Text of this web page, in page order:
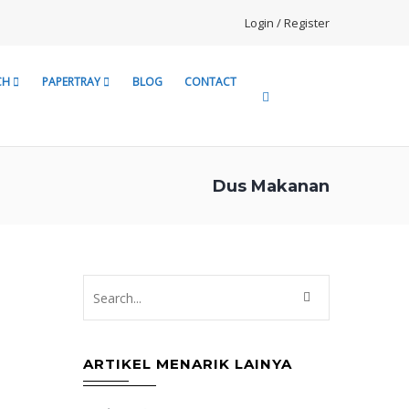
Login / Register
PAPERTRAY BLOG CONTACT
Dus Makanan
ARTIKEL MENARIK LAINYA